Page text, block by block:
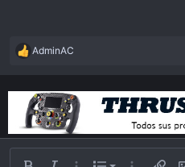
R
AdminAC